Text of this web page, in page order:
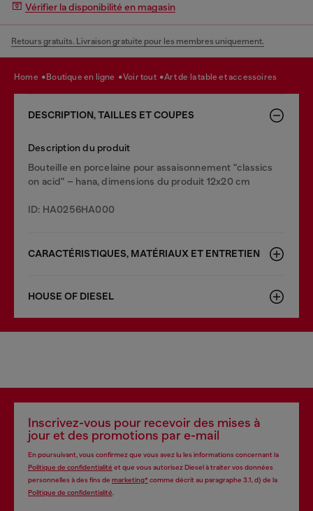
Vérifier la disponibilité en magasin
Retours gratuits. Livraison gratuite pour les membres uniquement.
home boutique en ligne voir tout art de la table et accessoires
DESCRIPTION, TAILLES ET COUPES
Description du produit
Bouteille en porcelaine pour assaisonnement "classics
on acid" – hana, dimensions du produit 12x20 cm
ID: HA0256HA000
CARACTÉRISTIQUES, MATÉRIAUX ET ENTRETIEN
HOUSE OF DIESEL
Inscrivez-vous pour recevoir des mises à
jour et des promotions par e-mail
En poursuivant, vous confirmez que vous avez lu les informations concernant la
Politique de confidentialité et que vous autorisez Diesel à traiter vos données
personnelles à des fins de marketing*comme décrit au paragraphe 3.1, d) de la
Politique de confidentialité